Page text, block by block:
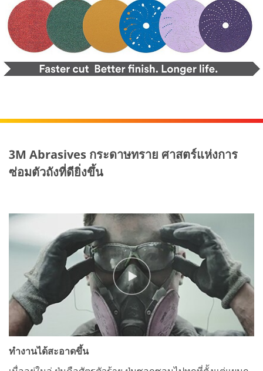
3M Abrasives กระดาษทราย ศาสตร์แห่งการ
ซ่อมตัวถังที่ดียิ่งขึ้น
ทำงานได้สะอาดขึ้น